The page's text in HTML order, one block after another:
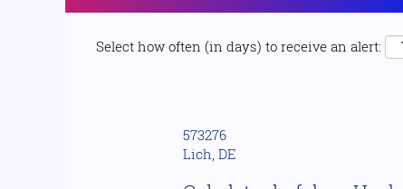
Select how often (in days) to receive an alert:
573276
Lich, DE